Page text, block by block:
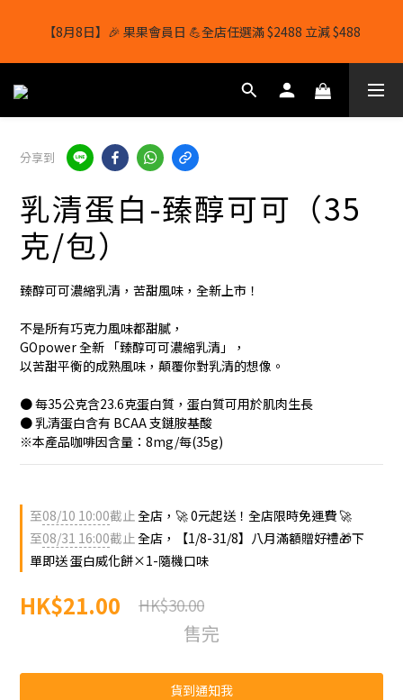
【8月8日】🎉 果果會員日 💪全店任選滿 $2488 立減 $488
【1/8-31/8】8月下單即贈 蛋白威化餅×1-隨機口味
結帳輸入[gopowerhk]，可享全單*95折*，可與活動折扣疊加。
[新會員優惠]新會員註冊即送$20購物金
【8月8日】🎉 果果會員日 💪全店任選滿 $2488 立減 $488
分享到
乳清蛋白-臻醇可可（35
克/包）
臻醇可可濃縮乳清，苦甜風味，全新上市！
不是所有巧克力風味都甜膩，
GOpower 全新 「臻醇可可濃縮乳清」，
以苦甜平衡的成熟風味，顛覆你對乳清的想像。
● 每35公克含23.6克蛋白質，蛋白質可用於肌肉生長
● 乳清蛋白含有 BCAA 支鏈胺基酸
※本產品咖啡因含量：8mg/每(35g)
至08/10 10:00截止全店，🚀 0元起送！全店限時免運費 🚀
至08/31 16:00截止全店，【1/8-31/8】八月滿額贈好禮🎁下
單即送 蛋白威化餅×1-隨機口味
HK$21.00 HK$30.00
售完
貨到通知我